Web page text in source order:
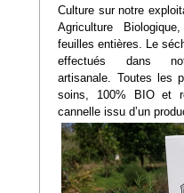
Culture sur notre
Agriculture
feuilles entières. Le
effectués dans
artisanale. Toutes les
soins, 100% BIO et
cannelle issu d’un